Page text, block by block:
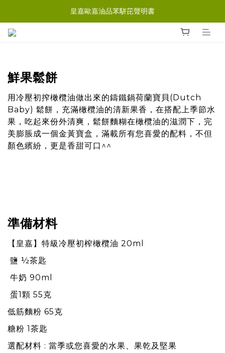
皇嘉歐嘉油品苯駢芘聲明書
鮮果鬆餅
⽤冷壓初搾橄欖油做出來的鑄鐵鍋荷蘭寶⾙(Dutch
Baby) 鬆餅，充滿橄欖油的清新果香，在搭配上季節⽔
果，吃起來份外清爽，鬆餅麵糊在橄欖油的滋潤下，完
美膨脹成一個⾦黃寶盒，滿載所有您喜愛的配料，不但
顏⾊繽紛，更是香甜可口^^
準備材料
【 皇嘉】 特級冷壓初榨橄欖油 20ml
鹽 ½茶匙
⽜奶 90ml
蛋1顆 55克
低筋麵粉 65克
糖粉 1茶匙
選配材料 : 當季或您喜愛的⽔果、果乾及堅果